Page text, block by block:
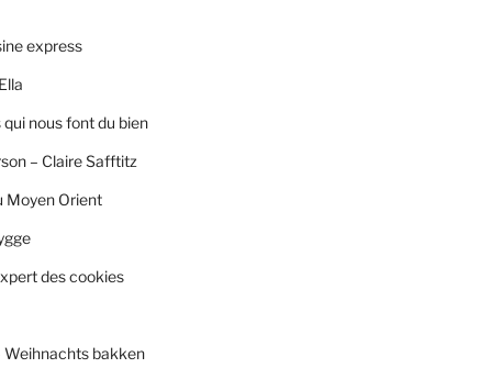
express
qui nous font du bien
– Claire Safftitz
Moyen Orient
des cookies
Weihnachts bakken